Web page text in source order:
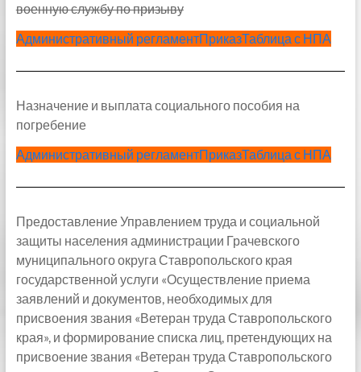
военную службу по призыву
Административный регламентПриказТаблица с НПА
Назначение и выплата социального пособия на
погребение
Административный регламентПриказТаблица с НПА
Предоставление Управлением труда и социальной
защиты населения администрации Грачевского
муниципального округа Ставропольского края
государственной услуги «Осуществление приема
заявлений и документов, необходимых для
присвоения звания «Ветеран труда Ставропольского
края», и формирование списка лиц, претендующих на
присвоение звания «Ветеран труда Ставропольского